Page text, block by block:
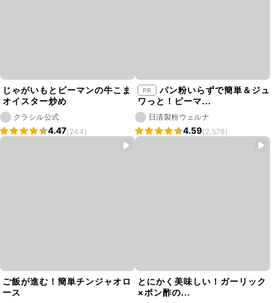
じゃがいもとピーマンの牛こま
オイスター炒め
クラシル公式
4.47(244)
ワっと！ピーマ...
日清製粉ウェルナ
4.59(2,578)
ご飯が進む！簡単チンジャオロ
ース
とにかく美味しい！ガーリック
×ポン酢の...